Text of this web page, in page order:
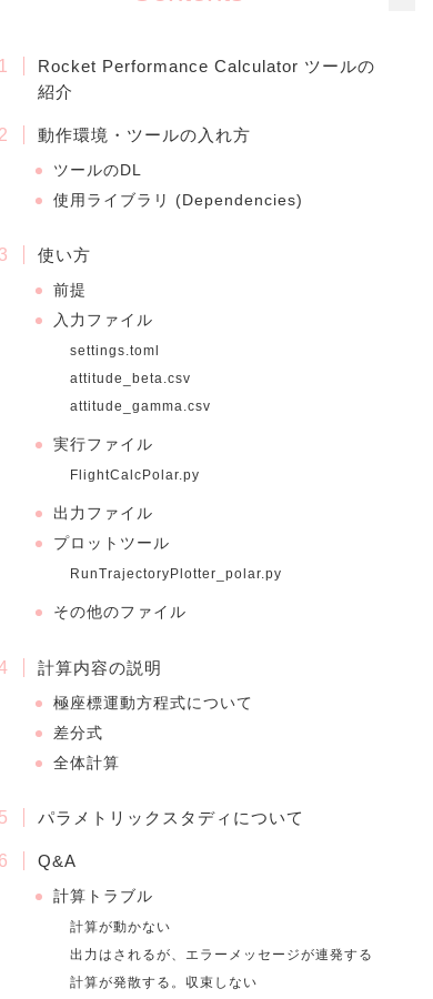
Rocket Performance Calculator ツールの
紹介
動作環境・ツールの入れ方
ツールのDL
使用ライブラリ (Dependencies)
使い方
前提
入力ファイル
settings.toml
attitude_beta.csv
attitude_gamma.csv
実行ファイル
FlightCalcPolar.py
出力ファイル
プロットツール
RunTrajectoryPlotter_polar.py
その他のファイル
計算内容の説明
極座標運動方程式について
差分式
全体計算
パラメトリックスタディについて
Q&A
計算トラブル
計算が動かない
出力はされるが、エラーメッセージが連発する
計算が発散する。収束しない